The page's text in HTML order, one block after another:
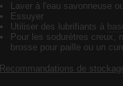
Laver à l'eau savonneuse
Essuyer
Utiliser des lubrifiants à
Pour les sodurètres creux,
brosse pour paille ou un
Recommandations de